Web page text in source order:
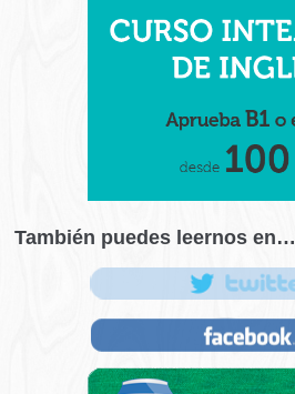
También puedes leernos en…